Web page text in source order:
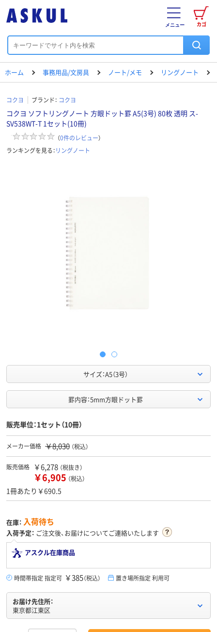
カゴ
メニュー
ホーム 事務用品/文房具 ノート/メモ リングノート
コクヨ ブランド： コクヨ
コクヨ ソフトリングノート 方眼ドット罫 A5(3号) 80枚 透明 ス-
SV538WT-T 1セット(10冊)
（0件のレビュー）
ランキングを見る：リングノート
サイズ：A5（3号）
罫内容：5mm方眼ドット罫
販売単位：1セット（10冊）
メーカー価格 ￥8,030 （税込）
販売価格 ￥6,278 （税抜き）
￥6,905 （税込）
1冊あたり￥690.5
在庫： 入荷待ち
入荷予定： ご注文後、お届けについてご連絡いたします
アスクル在庫商品
時間帯指定 指定可 ￥385（税込） 置き場所指定 利用可
お届け先住所：
東京都江東区